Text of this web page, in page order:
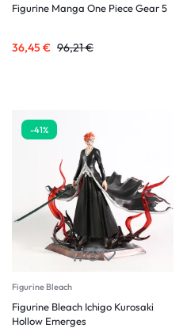
Figurine Manga One Piece Gear 5
96,21€
36,45 €
-41%
Figurine Bleach
Figurine Bleach Ichigo Kurosaki
Hollow Emerges